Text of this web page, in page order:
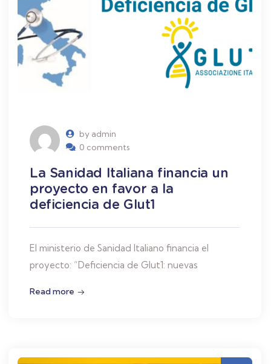
by admin
0 comments
La Sanidad Italiana financia un
proyecto en favor a la
deficiencia de Glut1
El ministerio de Sanidad Italiano financia el
proyecto: “Deficiencia de Glut1: nuevas
Read more